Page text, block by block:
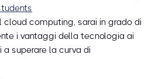
cloud computing, sarai in grado di
i vantaggi della tecnologia ai
a superare la curva di